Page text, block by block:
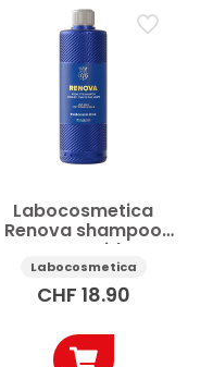
Labocosmetica
Renova shampoo
auto acido
anticalcare per PPF e
wrapping 500 ml
Labocosmetica
CHF 18.90